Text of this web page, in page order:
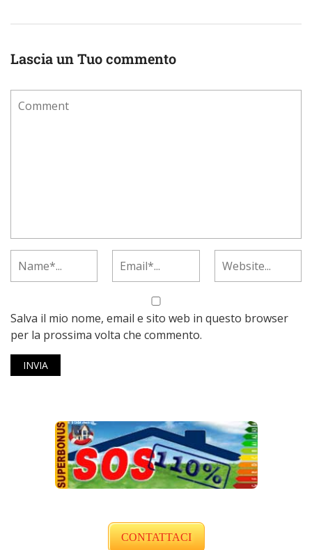
Lascia un Tuo commento
Salva il mio nome, email e sito web in questo browser
per la prossima volta che commento.
CONTATTACI